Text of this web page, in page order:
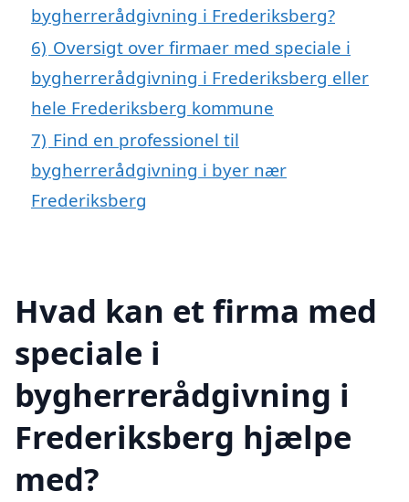
bygherrerådgivning i Frederiksberg?
6) Oversigt over firmaer med speciale i
bygherrerådgivning i Frederiksberg eller
hele Frederiksberg kommune
7) Find en professionel til
bygherrerådgivning i byer nær
Frederiksberg
Hvad kan et firma med
speciale i
bygherrerådgivning i
Frederiksberg hjælpe
med?